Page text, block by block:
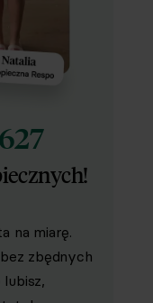
na miarę.
zbędnych